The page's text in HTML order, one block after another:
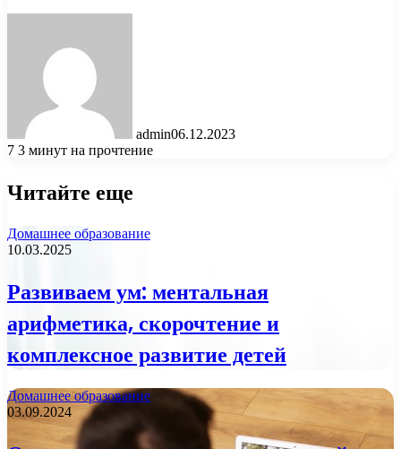
admin06.12.2023
7 3 минут на прочтение
Читайте еще
Домашнее образование
10.03.2025
Развиваем ум: ментальная
арифметика, скорочтение и
комплексное развитие детей
Домашнее образование
03.09.2024